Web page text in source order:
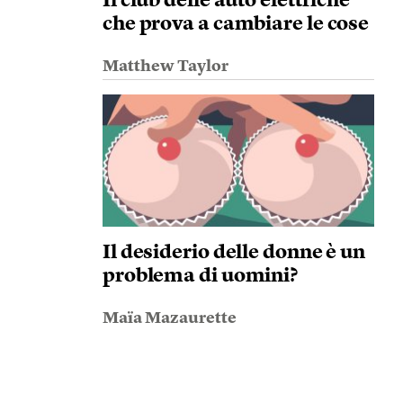
che prova a cambiare le cose
Matthew Taylor
Il desiderio delle donne è un
problema di uomini?
Maïa Mazaurette